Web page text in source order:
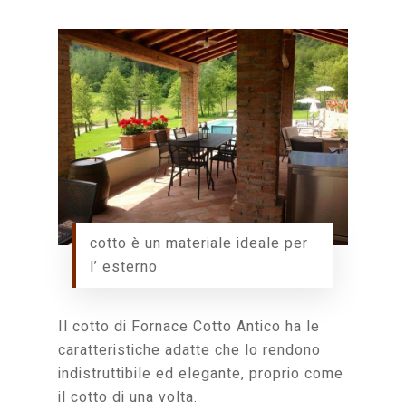
cotto è un materiale ideale per
l’ esterno
Il cotto di Fornace Cotto Antico ha le
caratteristiche adatte che lo rendono
indistruttibile ed elegante, proprio come
il cotto di una volta.